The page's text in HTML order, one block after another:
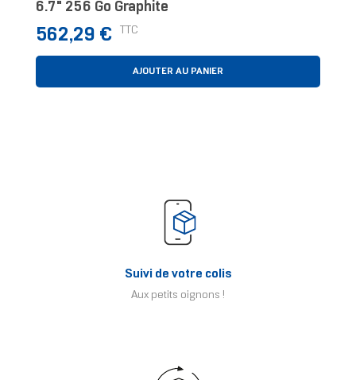
6.7" 256 Go Graphite
Prix
562,29 € TTC
AJOUTER AU PANIER
Suivi de votre colis
Aux petits oignons !